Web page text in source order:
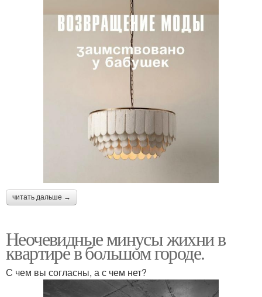
читать дальше →
Неочевидные минусы жихни в
квартире в большом городе.
С чем вы согласны, а с чем нет?